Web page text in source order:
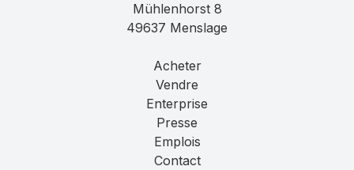
Mühlenhorst 8
49637 Menslage
Acheter
Vendre
Enterprise
Presse
Emplois
Contact